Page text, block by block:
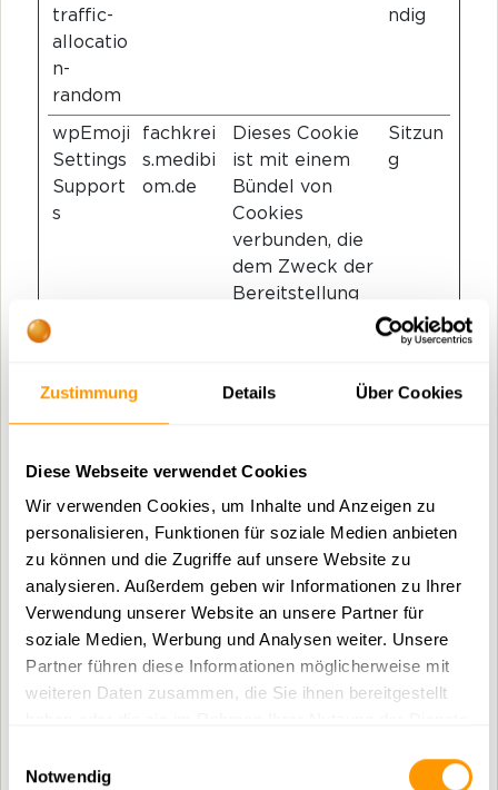
Zustimmung Details Über Cookies
Diese Webseite verwendet Cookies
Wir verwenden Cookies, um Inhalte und Anzeigen zu
personalisieren, Funktionen für soziale Medien anbieten
zu können und die Zugriffe auf unsere Website zu
analysieren. Außerdem geben wir Informationen zu Ihrer
Verwendung unserer Website an unsere Partner für
soziale Medien, Werbung und Analysen weiter. Unsere
Partner führen diese Informationen möglicherweise mit
weiteren Daten zusammen, die Sie ihnen bereitgestellt
Notwendig
traffic-
allocatio
n-
random
ndig
wpEmoji
Settings
Support
s
fachkrei
s.medibi
om.de
Dieses Cookie
ist mit einem
Bündel von
Cookies
verbunden, die
dem Zweck der
Bereitstellung
dienen. Die
korrekten
Zustand von
Schriftart,
Blog-/Bildschie
bereglern,
Farbthemen
und anderen
Website-
Einstellungen
Sitzun
g
session-
Sitzun